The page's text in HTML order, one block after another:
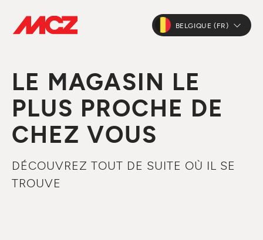
BELGIQUE (FR)
LE MAGASIN LE
PLUS PROCHE DE
CHEZ VOUS
DÉCOUVREZ TOUT DE SUITE OÙ IL SE
TROUVE